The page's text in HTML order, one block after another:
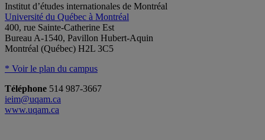
Institut d’études internationales de Montréal
Université du Québec à Montréal
400, rue Sainte-Catherine Est
Bureau A-1540, Pavillon Hubert-Aquin
Montréal (Québec) H2L 3C5
* Voir le plan du campus
Téléphone 514 987-3667
ieim@uqam.ca
www.uqam.ca